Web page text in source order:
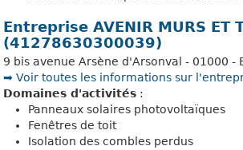
Entreprise AVENIR MURS ET
(41278630300039)
9 bis avenue Arsène d'Arsonval - 01000 -
➡️ Voir toutes les informations sur
Domaines d'activités :
Panneaux solaires photovoltaïques
Fenêtres de toit
Isolation des combles perdus